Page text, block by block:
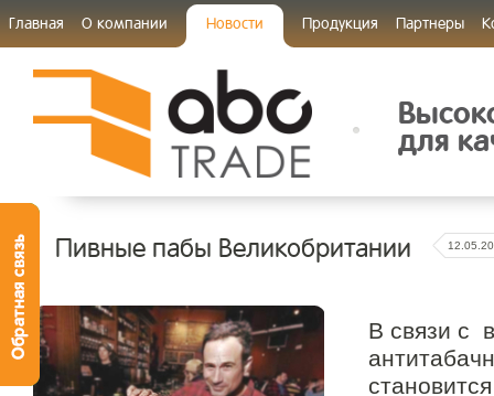
Главная О компании Новости Продукция Партнеры
для
Пивные пабы Великобритании
В связи с